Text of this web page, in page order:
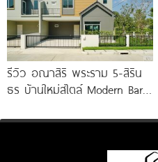
รีวิว อณาสิริ พระราม 5-สิริน
ธร บ้านใหม่สไตล์ Modern Barn